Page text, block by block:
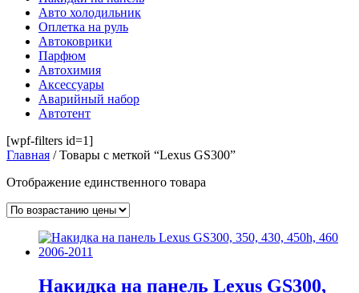
Авто холодильник
Оплетка на руль
Автоковрики
Парфюм
Автохимия
Аксессуары
Аварийный набор
Автотент
[wpf-filters id=1]
Главная / Товары с меткой “Lexus GS300”
Отображение единственного товара
Накидка на панель Lexus GS300,